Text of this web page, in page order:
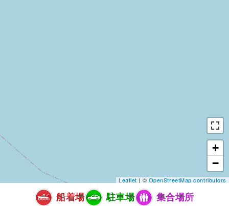
+
−
Leaflet| ©OpenStreetMap contributors
船着場 駐車場 集合場所